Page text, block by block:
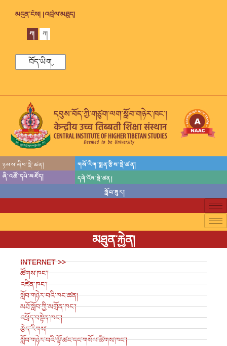
མདུན་ངོས། |འབྲེལ་མཐུད།
ཀ ཀ
བོད་ཡིག
ཉམས་ཞིབ་སྡེ་ཚན།
གསོ་རིག་སྨན་རྩིས་སྡེ་ཚན།
ཞི་འཚོ་དཔེ་མཛོད།
དགེ་འོས་སྡེ་ཚན།
སློབ་ཟུར།
མཐུན་རྐྱེན།
INTERNET >>
ཚོགས་ཁང་།
འཛིན་ཁང་།
སློབ་གཉེར་བའི་ཁང་ཚན།
མཐོ་སློབ་ཀྱི་མགྲོན་ཁང་།
འཕྲོད་བསྟེན་ཁང་།
རྩེད་རིགས།
སློབ་གཉེར་བའི་ལྟོ་ཚང་དང་གསོལ་ཚིགས་ཁང་།